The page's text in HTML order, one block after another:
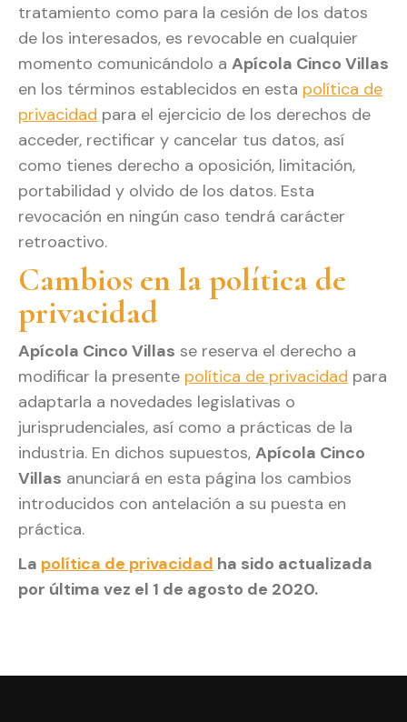
tratamiento como para la cesión de los datos
de los interesados, es revocable en cualquier
momento comunicándolo a Apícola Cinco Villas
en los términos establecidos en esta política de
privacidad para el ejercicio de los derechos de
acceder, rectificar y cancelar tus datos, así
como tienes derecho a oposición, limitación,
portabilidad y olvido de los datos. Esta
revocación en ningún caso tendrá carácter
retroactivo.
Cambios en la política de
privacidad
Apícola Cinco Villas se reserva el derecho a
modificar la presente política de privacidad para
adaptarla a novedades legislativas o
jurisprudenciales, así como a prácticas de la
industria. En dichos supuestos, Apícola Cinco
Villas anunciará en esta página los cambios
introducidos con antelación a su puesta en
práctica.
La política de privacidad ha sido actualizada
por última vez el 1 de agosto de 2020.